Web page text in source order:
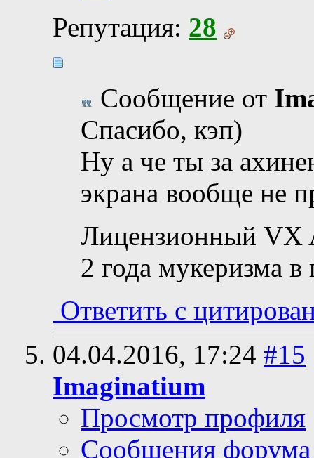
Репутация: 28
Сообщение от
Спасибо, кэп)
Ну а че ты за
экрана вообще не
Лицензионный VX
2 года мукеризма
Ответить с
04.04.2016, 17:24 #15
Imaginatium
Просмотр профиля
Сообщения форума